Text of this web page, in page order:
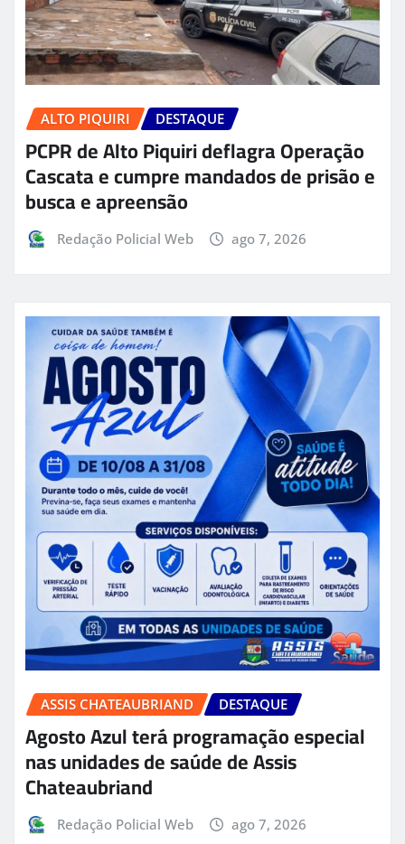
ALTO PIQUIRI DESTAQUE
PCPR de Alto Piquiri deflagra Operação
Cascata e cumpre mandados de prisão e
busca e apreensão
Redação Policial Web ago 7, 2026
ASSIS CHATEAUBRIAND DESTAQUE
Agosto Azul terá programação especial
nas unidades de saúde de Assis
Chateaubriand
Redação Policial Web ago 7, 2026